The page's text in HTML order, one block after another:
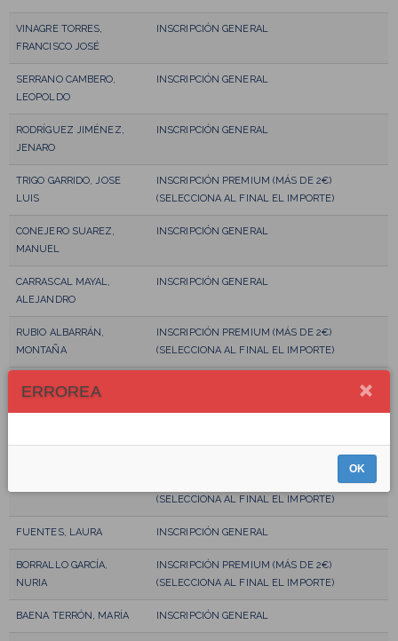
VINAGRE TORRES,
FRANCISCO JOSÉ
INSCRIPCIÓN GENERAL
SERRANO CAMBERO,
LEOPOLDO
INSCRIPCIÓN GENERAL
RODRÍGUEZ JIMÉNEZ,
JENARO
INSCRIPCIÓN GENERAL
TRIGO GARRIDO, JOSE
LUIS
INSCRIPCIÓN PREMIUM (MÁS DE 2€)
(SELECCIONA AL FINAL EL IMPORTE)
CONEJERO SUAREZ,
MANUEL
INSCRIPCIÓN GENERAL
CARRASCAL MAYAL,
ALEJANDRO
INSCRIPCIÓN GENERAL
RUBIO ALBARRÁN,
MONTAÑA
INSCRIPCIÓN PREMIUM (MÁS DE 2€)
(SELECCIONA AL FINAL EL IMPORTE)
LÓPEZ SORIANO, ABEL INSCRIPCIÓN GENERAL
MANZANO, ANA INSCRIPCIÓN GENERAL
(SELECCIONA AL FINAL EL IMPORTE)
FUENTES, LAURA INSCRIPCIÓN GENERAL
BORRALLO GARCÍA,
NURIA
INSCRIPCIÓN PREMIUM (MÁS DE 2€)
(SELECCIONA AL FINAL EL IMPORTE)
BAENA TERRÓN, MARÍA INSCRIPCIÓN GENERAL
ERROREA
OK